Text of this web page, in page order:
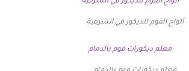
ألواح الفوم للديكور في الشرقية